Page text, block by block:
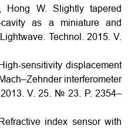
Hong W. Slightly tapered
as a miniature and
Technol. 2015. V.
sensitivity displacement
interferometer
V. 25. № 23. P. 2354–
index sensor with